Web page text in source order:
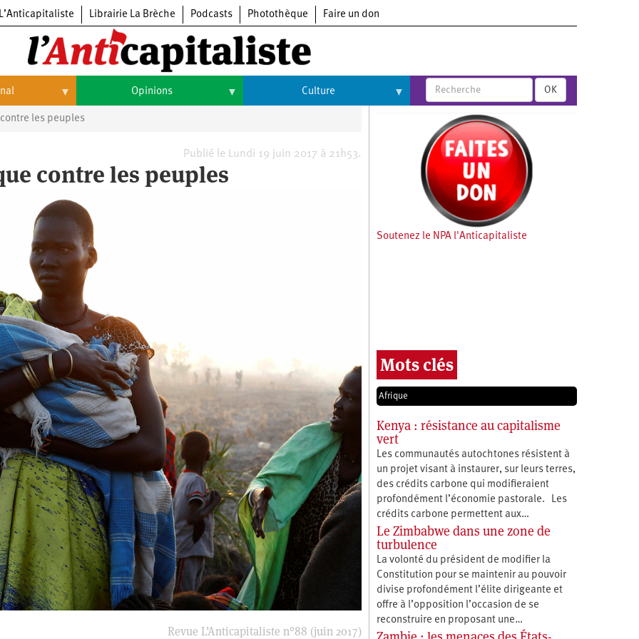
L’Anticapitaliste Librairie La Brèche Podcasts Photothèque Faire un don
Opinions Culture
Arts
OK
les peuples
Publié le Lundi 19 juin 2017 à 21h53.
contre les peuples
Revue L’Anticapitaliste n°88 (juin 2017)
Soutenez le NPA l'Anticapitaliste
Mots clés
Afrique
Kenya : résistance au capitalisme
vert
Les communautés autochtones résistent à
un projet visant à instaurer, sur leurs terres,
des crédits carbone qui modifieraient
profondément l’économie pastorale. Les
crédits carbone permettent aux…
Le Zimbabwe dans une zone de
turbulence
La volonté du président de modifier la
Constitution pour se maintenir au pouvoir
divise profondément l’élite dirigeante et
offre à l’opposition l’occasion de se
reconstruire en proposant une…